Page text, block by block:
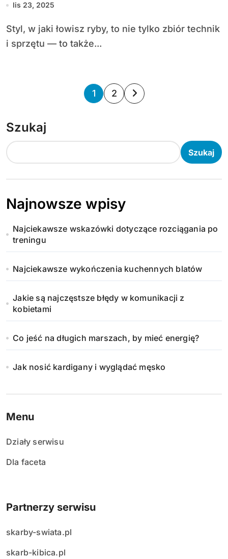
lis 23, 2025
Styl, w jaki łowisz ryby, to nie tylko zbiór technik
i sprzętu — to także...
S
n
i
o
w
a
n
i
e
w
1 2
Szukaj
Szukaj
Najnowsze wpisy
Najciekawsze wskazówki dotyczące rozciągania po
treningu
Najciekawsze wykończenia kuchennych blatów
Jakie są najczęstsze błędy w komunikacji z
kobietami
Co jeść na długich marszach, by mieć energię?
Jak nosić kardigany i wyglądać męsko
Menu
Działy serwisu
Dla faceta
Partnerzy serwisu
skarby-swiata.pl
skarb-kibica.pl